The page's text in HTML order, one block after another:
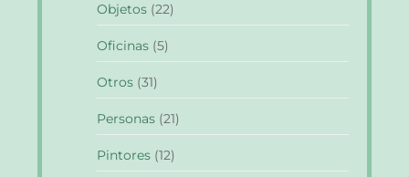
Objetos (22)
Oficinas (5)
Otros (31)
Personas (21)
Pintores (12)